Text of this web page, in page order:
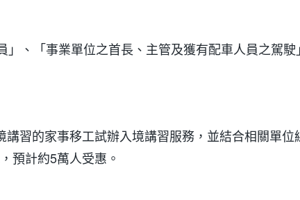
、「事業單位之首長、主管及獲有配車人員之駕
習的家事移工試辦入境講習服務，並結合相關單
預計約5萬人受惠。